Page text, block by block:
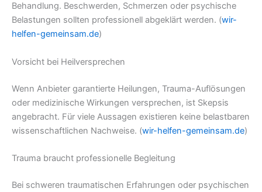
Behandlung. Beschwerden, Schmerzen oder psychische
Belastungen sollten professionell abgeklärt werden. (wir-
helfen-gemeinsam.de)
Vorsicht bei Heilversprechen
Wenn Anbieter garantierte Heilungen, Trauma-Auflösungen
oder medizinische Wirkungen versprechen, ist Skepsis
angebracht. Für viele Aussagen existieren keine belastbaren
wissenschaftlichen Nachweise. (wir-helfen-gemeinsam.de)
Trauma braucht professionelle Begleitung
Bei schweren traumatischen Erfahrungen oder psychischen